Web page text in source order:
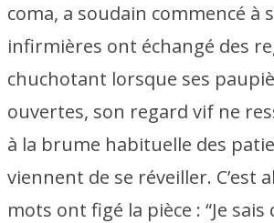
coma, a soudain commencé à
infirmières ont échangé des
chuchotant lorsque ses
ouvertes, son regard vif ne
à la brume habituelle des
viennent de se réveiller. C’est
mots ont figé la pièce : “Je sais